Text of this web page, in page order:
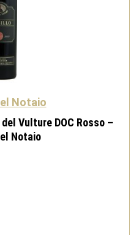
Notaio
Vulture DOC Rosso –
Notaio